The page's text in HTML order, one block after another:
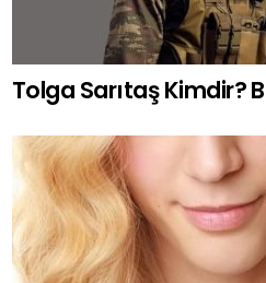
Tolga Sarıtaş Kimdir?